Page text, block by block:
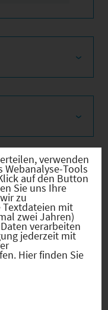
verwenden
Webanalyse-Tools
auf den Button
Sie uns Ihre
zu
Textdateien mit
zwei Jahren)
verarbeiten
jederzeit mit
Hier finden Sie